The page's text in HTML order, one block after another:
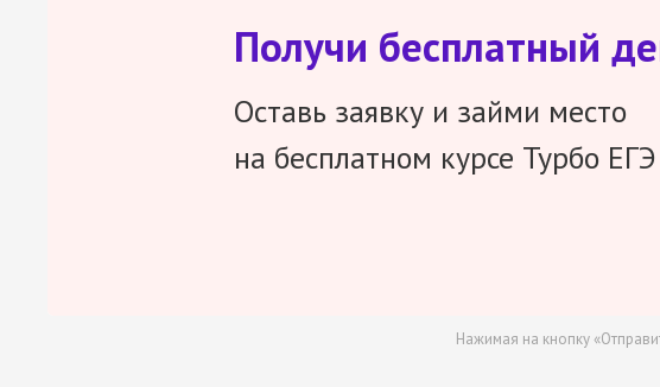
Получи бесплатный
Оставь заявку и займи место
на бесплатном курсе Турбо ЕГЭ
Нажимая на кнопку